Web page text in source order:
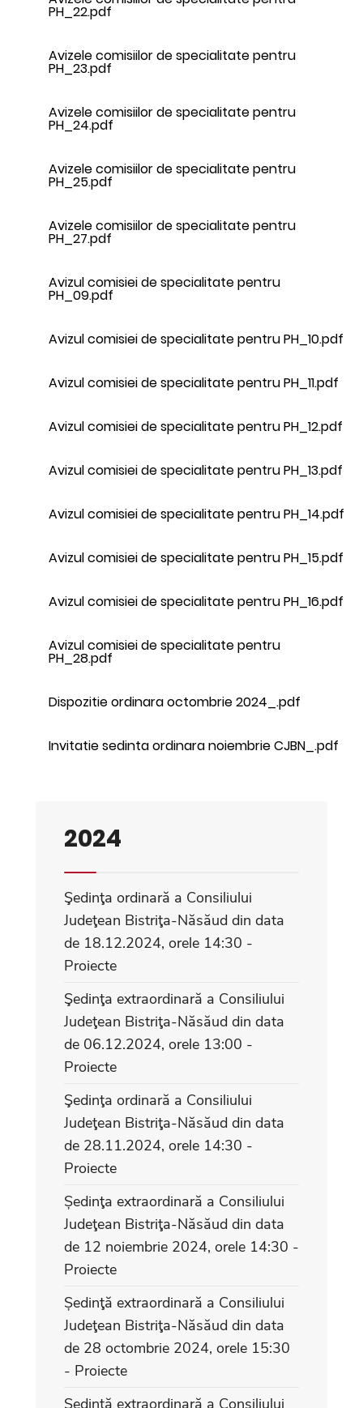
PH_22.pdf
Avizele comisiilor de specialitate pentru
PH_23.pdf
Avizele comisiilor de specialitate pentru
PH_24.pdf
Avizele comisiilor de specialitate pentru
PH_25.pdf
Avizele comisiilor de specialitate pentru
PH_27.pdf
Avizul comisiei de specialitate pentru
PH_09.pdf
Avizul comisiei de specialitate pentru PH_10.pdf
Avizul comisiei de specialitate pentru PH_11.pdf
Avizul comisiei de specialitate pentru PH_12.pdf
Avizul comisiei de specialitate pentru PH_13.pdf
Avizul comisiei de specialitate pentru PH_14.pdf
Avizul comisiei de specialitate pentru PH_15.pdf
Avizul comisiei de specialitate pentru PH_16.pdf
Avizul comisiei de specialitate pentru
PH_28.pdf
Dispozitie ordinara octombrie 2024_.pdf
Invitatie sedinta ordinara noiembrie CJBN_.pdf
2024
Şedinţa ordinară a Consiliului
Judeţean Bistriţa-Năsăud din data
de 18.12.2024, orele 14:30 -
Proiecte
Şedinţa extraordinară a Consiliului
Judeţean Bistriţa-Năsăud din data
de 06.12.2024, orele 13:00 -
Proiecte
Şedinţa ordinară a Consiliului
Judeţean Bistriţa-Năsăud din data
de 28.11.2024, orele 14:30 -
Proiecte
Ședinţa extraordinară a Consiliului
Judeţean Bistriţa-Năsăud din data
de 12 noiembrie 2024, orele 14:30 -
Proiecte
Ședinţă extraordinară a Consiliului
Judeţean Bistriţa-Năsăud din data
de 28 octombrie 2024, orele 15:30
- Proiecte
Ședinţă extraordinară a Consiliului